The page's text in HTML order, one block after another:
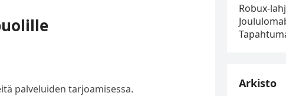
palveluiden tarjoamisessa.
Robux-
Arkisto